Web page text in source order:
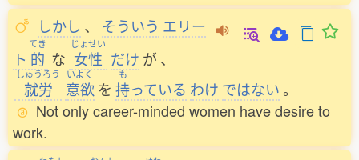
しかし 、 そういう エリー
ト
てき
的 な
じょせい
女性 だけ が、
しゅうろう
就労
いよく
意欲 を
も
持っている わけ ではない。
Not only career-minded women have desire to
work.